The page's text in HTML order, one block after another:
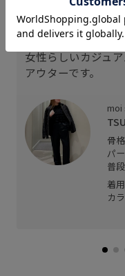
オーバーすぎず、
とにかく軽量で温
ウエストを絞ってメ
女性らしいカジュ
アウターです。
moi
骨
パ
普
着
カ